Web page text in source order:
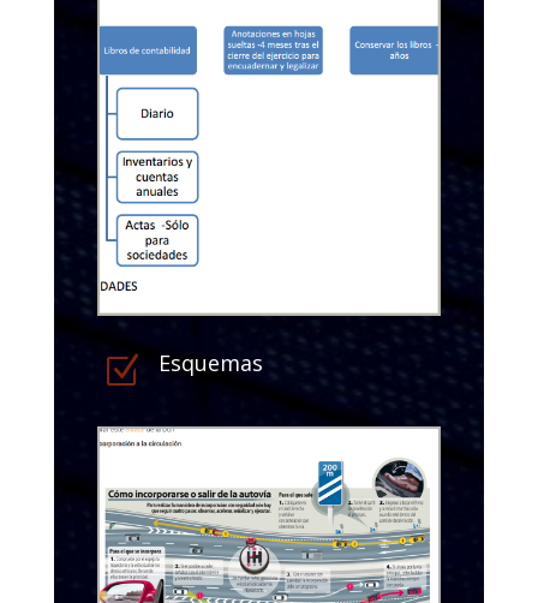
Z Esquemas